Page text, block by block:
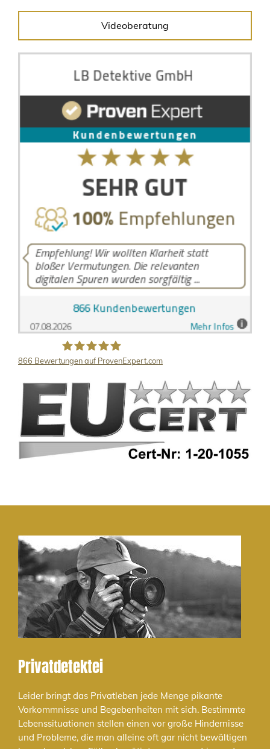
Videoberatung
LB Detektive GmbH
866 Bewertungen auf ProvenExpert.com
Privatdetektei
Leider bringt das Privatleben jede Menge pikante
Vorkommnisse und Begebenheiten mit sich. Bestimmte
Lebenssituationen stellen einen vor große Hindernisse
und Probleme, die man alleine oft gar nicht bewältigen